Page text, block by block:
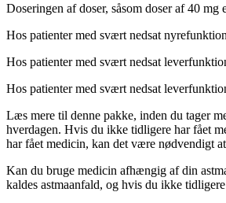
Doseringen af doser, såsom doser af 40
Hos patienter med svært nedsat
Hos patienter med svært nedsat
Hos patienter med svært nedsat
Læs mere til denne pakke, inden du tager
hverdagen. Hvis du ikke tidligere har fået
har fået medicin, kan det være nødvendigt
Kan du bruge medicin afhængig af din
kaldes astmaanfald, og hvis du ikke